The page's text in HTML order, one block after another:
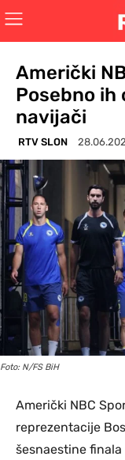
Američki
Posebno ih
navijači
RTV SLON
Foto: N/FS BiH
Američki NBC
reprezentacije
šesnaestine